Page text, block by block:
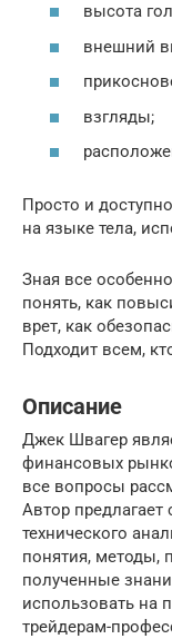
высота
внешний
взгляды;
Просто и
на языке тела,
Зная все
понять, как
врет, как
Подходит всем,
Описание
Джек Швагер
финансовых
все вопросы
Автор
технического
понятия, методы,
полученные
использовать на
трейдерам-